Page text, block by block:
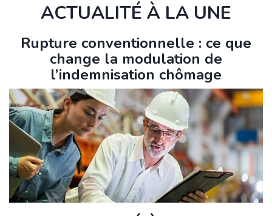
ACTUALITÉ À LA UNE
Rupture conventionnelle : ce que
change la modulation de
l’indemnisation chômage